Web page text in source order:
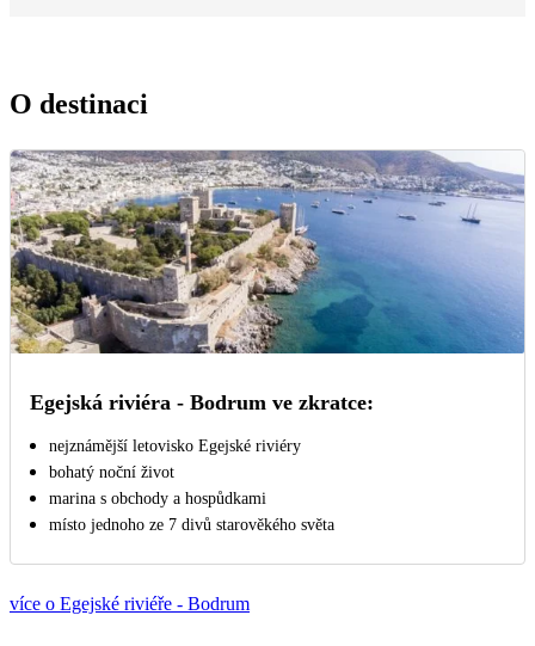
O destinaci
Egejská riviéra - Bodrum ve zkratce:
nejznámější letovisko Egejské riviéry
bohatý noční život
marina s obchody a hospůdkami
místo jednoho ze 7 divů starověkého světa
více o Egejské riviéře - Bodrum